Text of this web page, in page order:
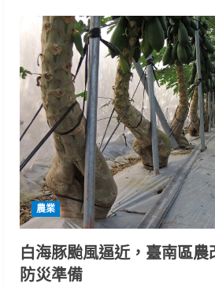
農業
白海豚颱風逼近，臺南區
防災準備